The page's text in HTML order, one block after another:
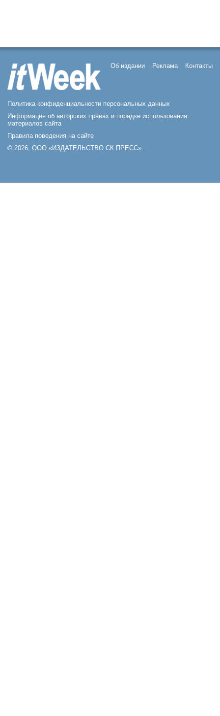
Об издании Реклама Контакты
Политика конфиденциальности персональных данных
Информация об авторских правах и порядке использования
материалов сайта
Правила поведения на сайте
© 2026, ООО «ИЗДАТЕЛЬСТВО СК ПРЕСС».